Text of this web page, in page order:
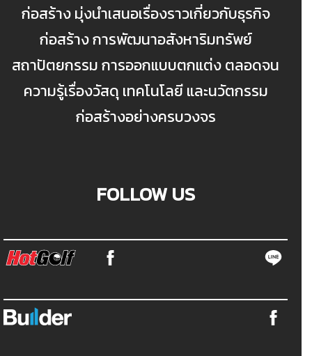
ก่อสร้าง มุ่งนำเสนอเรื่องราวเกี่ยวกับธุรกิจ
ก่อสร้าง การพัฒนาอสังหาริมทรัพย์
สถาปัตยกรรม การออกแบบตกแต่ง ตลอดจน
ความรู้เรื่องวัสดุ เทคโนโลยี และนวัตกรรม
ก่อสร้างอย่างครบวงจร
FOLLOW US